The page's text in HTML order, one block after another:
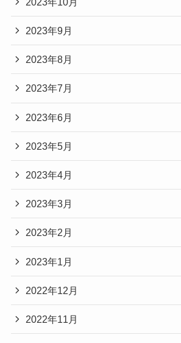
2023年9月
2023年8月
2023年7月
2023年6月
2023年5月
2023年4月
2023年3月
2023年2月
2023年1月
2022年12月
2022年11月